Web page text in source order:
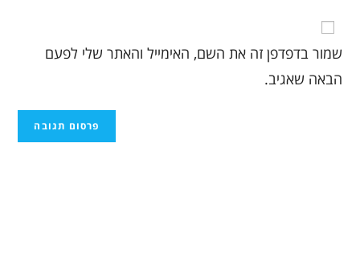
שמור בדפדפן זה את השם, האימייל והאתר שלי לפעם
הבאה שאגיב.